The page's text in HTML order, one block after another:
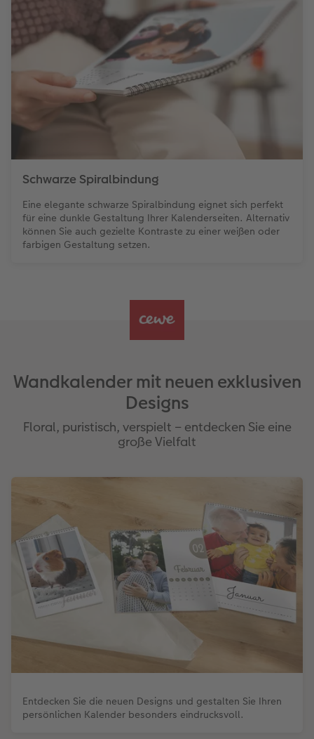
Schwarze Spiralbindung
Eine elegante schwarze Spiralbindung eignet sich perfekt
für eine dunkle Gestaltung Ihrer Kalenderseiten. Alternativ
können Sie auch gezielte Kontraste zu einer weißen oder
farbigen Gestaltung setzen.
Wandkalender mit neuen exklusiven
Designs
Floral, puristisch, verspielt – entdecken Sie eine
große Vielfalt
Entdecken Sie die neuen Designs und gestalten Sie Ihren
persönlichen Kalender besonders eindrucksvoll.